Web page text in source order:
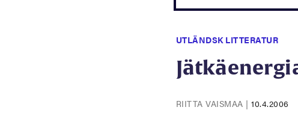
UTLÄNDSK LITTERATUR
RIITTA VAISMAA | 10.4.2006